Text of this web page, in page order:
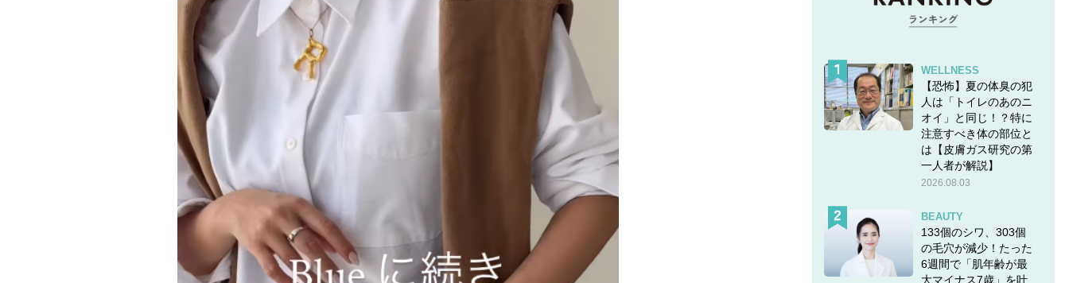
WELLNESS
【恐怖】夏の体臭の犯
人は「トイレのあのニ
オイ」と同じ！？特に
注意すべき体の部位と
は【皮膚ガス研究の第
一人者が解説】
2026.08.03
BEAUTY
133個のシワ、303個
の毛穴が減少！たった
6週間で「肌年齢が最
大マイナス7歳」を叶